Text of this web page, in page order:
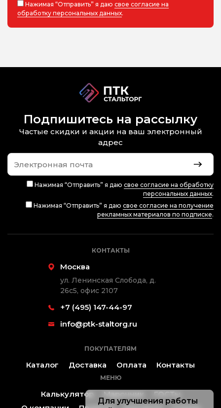
Нажимая “Отправить” я даю свое согласие на
обработку персональных данных.
Подпишитесь на рассылку
Частые скидки и акции на ваш электронный
адрес
Нажимая “Отправить” я даю свое согласие на обработку
персональных данных.
Нажимая “Отправить” я даю свое согласие на получение
рекламных материалов по подписке.
КОНТАКТЫ
Москва
ул. Ленинская Слобода, д.
26с5, офис 2107
+7 (495) 147-44-97
info@ptk-staltorg.ru
ПОКУПАТЕЛЯМ
Каталог Доставка Оплата Контакты
МЕНЮ
Калькулятор Марочник
ГОСТы
Для улучшения работы